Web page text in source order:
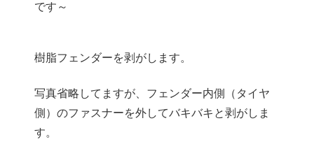
です～
樹脂フェンダーを剥がします。
写真省略してますが、フェンダー内側（タイヤ
側）のファスナーを外してバキバキと剥がしま
す。